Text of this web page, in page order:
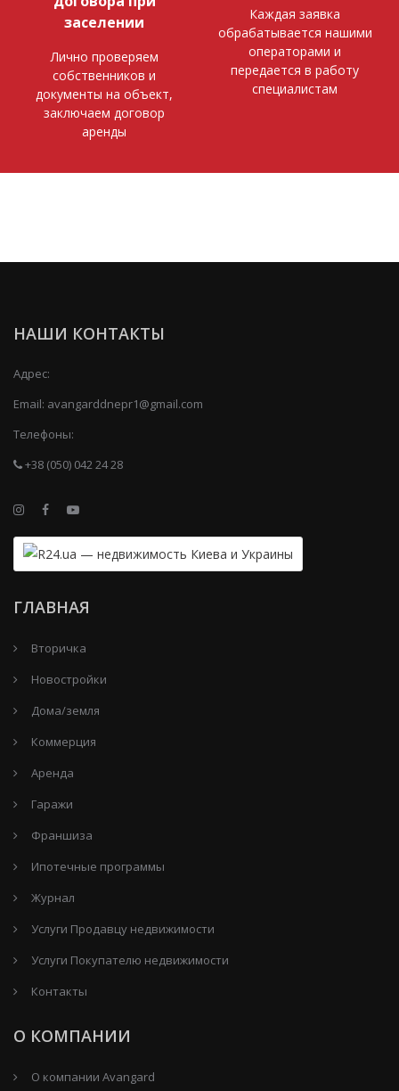
заселении
Лично проверяем
собственников и
документы на объект,
заключаем договор
аренды
Каждая заявка
обрабатывается нашими
операторами и
передается в работу
специалистам
НАШИ КОНТАКТЫ
Адрес:
Email: avangarddnepr1@gmail.com
Телефоны:
+38 (050) 042 24 28
ГЛАВНАЯ
Вторичка
Новостройки
Дома/земля
Коммерция
Аренда
Гаражи
Франшиза
Ипотечные программы
Журнал
Услуги Продавцу недвижимости
Услуги Покупателю недвижимости
Контакты
О КОМПАНИИ
О компании Avangard